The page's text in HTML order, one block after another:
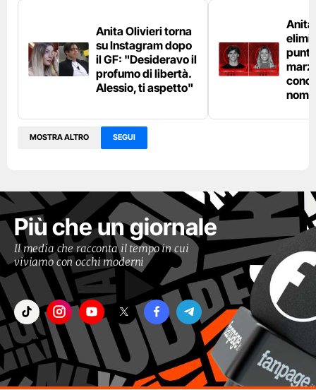
Anita Olivieri torna
su Instagram dopo
il GF: "Desideravo il
profumo di libertà.
Alessio, ti aspetto"
Anita
MOSTRA ALTRO SEGUI
Più che un giornale
Il media che racconta il tempo in cui
viviamo con occhi moderni